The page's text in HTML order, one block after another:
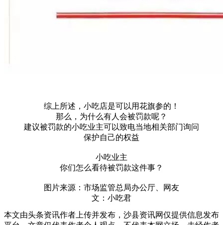
综上所述，小吃店是可以用花旗参的！
那么，为什么有人会被罚款呢？
建议被罚款的小吃业主可以致电当地相关部门询问
保护自己的权益
小吃业主
你们怎么看待被罚款这件事？
图片来源：市场监管总局办公厅、网友
文：小吃君
本文由头条资讯作者上传并发布，沙县资讯网仅提供信息发布